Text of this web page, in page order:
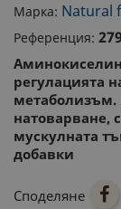
Марка: Natural
Референция:
регулацията
натоварване,
мускулната
добавки
Споделяне